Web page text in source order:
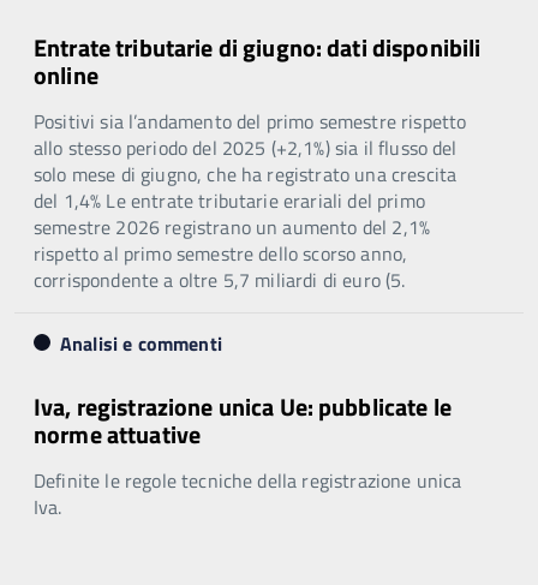
Entrate tributarie di giugno: dati disponibili
online
Positivi sia l’andamento del primo semestre rispetto
allo stesso periodo del 2025 (+2,1%) sia il flusso del
solo mese di giugno, che ha registrato una crescita
del 1,4% Le entrate tributarie erariali del primo
semestre 2026 registrano un aumento del 2,1%
rispetto al primo semestre dello scorso anno,
corrispondente a oltre 5,7 miliardi di euro (5.
Analisi e commenti
Iva, registrazione unica Ue: pubblicate le
norme attuative
Definite le regole tecniche della registrazione unica
Iva.